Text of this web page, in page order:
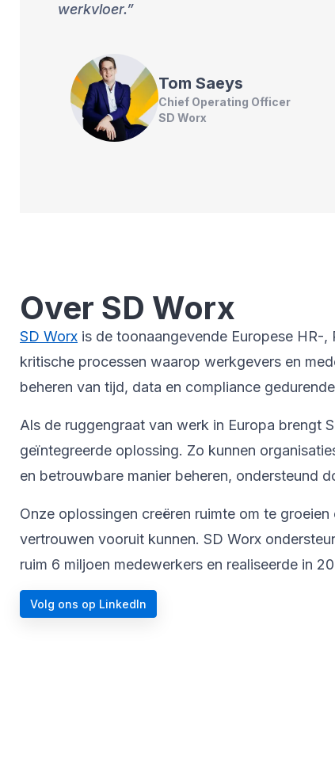
werkvloer.
Tom Saeys
Chief Operating Officer
SD Worx
Over SD Worx
SD Worx is de toonaangevende Europese HR-
kritische processen waarop werkgevers en
beheren van tijd, data en compliance
Als de ruggengraat van werk in Europa brengt
geïntegreerde oplossing. Zo kunnen
en betrouwbare manier beheren, ondersteund
Onze oplossingen creëren ruimte om te
vertrouwen vooruit kunnen. SD Worx
ruim 6 miljoen medewerkers en realiseerde in
Volg ons op LinkedIn